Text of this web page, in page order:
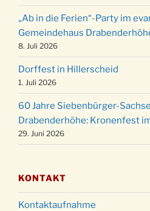
24.12.
15:00 Uhr
24.12.
18:00 Uhr
24.12.
Christmette mit der
um 23:00 Uhr
31.12.
Gottesdienst zu
18:00 Uhr
„Ab in die Ferien“-Party im
Gemeindehaus
8. Juli 2026
Dorffest in Hillerscheid
1. Juli 2026
60 Jahre Siebenbürger-
Drabenderhöhe: Kronenfest
29. Juni 2026
KONTAKT
Kontaktaufnahme